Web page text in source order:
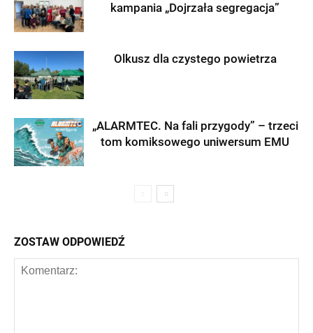
kampania „Dojrzała segregacja”
Olkusz dla czystego powietrza
„ALARMTEC. Na fali przygody” – trzeci
tom komiksowego uniwersum EMU
ZOSTAW ODPOWIEDŹ